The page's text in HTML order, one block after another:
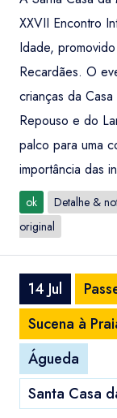
XXVII Encontro
Idade,
Recardães. O
crianças da
Repouso e do
palco para uma
importância das
ok
Detalhe &
original
14 Jul
Sucena à
Águeda
Santa Casa